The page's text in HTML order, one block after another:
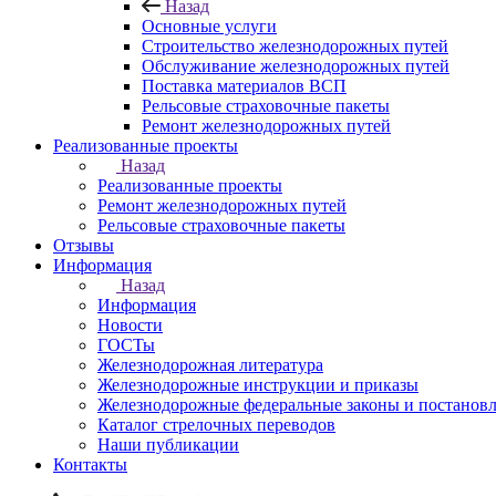
Назад
Основные услуги
Строительство железнодорожных путей
Обслуживание железнодорожных путей
Поставка материалов ВСП
Рельсовые страховочные пакеты
Ремонт железнодорожных путей
Реализованные проекты
Назад
Реализованные проекты
Ремонт железнодорожных путей
Рельсовые страховочные пакеты
Отзывы
Информация
Назад
Информация
Новости
ГОСТы
Железнодорожная литература
Железнодорожные инструкции и приказы
Железнодорожные федеральные законы и
Каталог стрелочных переводов
Наши публикации
Контакты